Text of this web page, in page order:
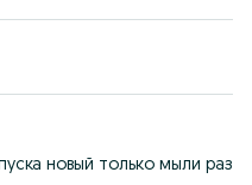
новый только мыли раз